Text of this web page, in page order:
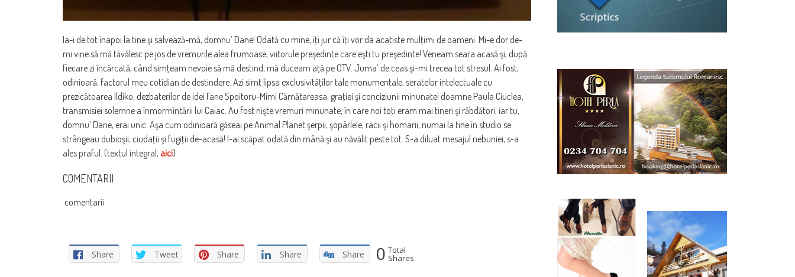
Ia-i de tot înapoi la tine şi salvează-mă, domnu’ Dane! Odată cu mine, îţi jur că îţi vor da acatiste mulţimi de oameni. Mi-e dor de-
mi vine să mă tăvălesc pe jos de vremurile alea frumoase, viitorule preşedinte care eşti tu preşedinte! Veneam seara acasă şi, după
fiecare zi încărcată, când simţeam nevoie să mă destind, mă duceam aţă pe OTV. Juma’ de ceas şi-mi trecea tot stresul. Ai fost,
odinioară, factorul meu cotidian de destindere. Azi simt lipsa exclusivităţilor tale monumentale, seratelor intelectuale cu
prezicătoarea Ildiko, dezbaterilor de idei Fane Spoitoru-Mimi Cămătareasa, graţiei şi conciziunii minunatei doamne Paula Ciuclea,
transmisiei solemne a înmormîntării lui Caiac. Au fost nişte vremuri minunate, în care noi toţi eram mai tineri şi răbdători, iar tu,
domnu’ Dane, erai unic. Aşa cum odinioară găseai pe Animal Planet şerpii, şopârlele, racii şi homarii, numai la tine în studio se
strângeau dubioşii, ciudaţii şi fugiţii de-acasă! I-ai scăpat odată din mână şi au năvălit peste tot. S-a diluat mesajul nebuniei, s-a
ales praful. (textul integral, aici)
COMENTARII
comentarii
Share Tweet Share Share Share 0 Total
Shares